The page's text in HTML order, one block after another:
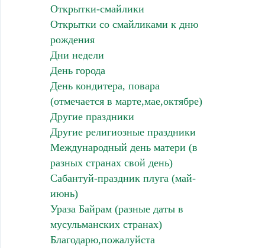
Открытки-смайлики
Открытки со смайликами к дню
рождения
Дни недели
День города
День кондитера, повара
(отмечается в марте,мае,октябре)
Другие праздники
Другие религиозные праздники
Международный день матери (в
разных странах свой день)
Сабантуй-праздник плуга (май-
июнь)
Ураза Байрам (разные даты в
мусульманских странах)
Благодарю,пожалуйста